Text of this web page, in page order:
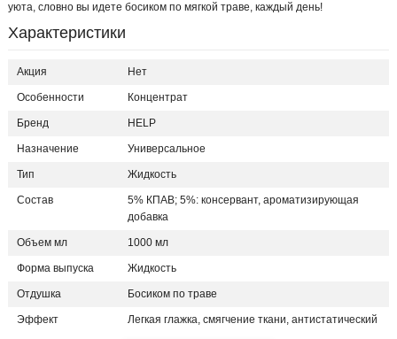
уюта, словно вы идете босиком по мягкой траве, каждый день!
Характеристики
Акция Нет
Особенности Концентрат
Бренд HELP
Назначение Универсальное
Тип Жидкость
Состав
5% КПАВ; 5%: консервант, ароматизирующая
добавка
Объем мл 1000 мл
Форма выпуска Жидкость
Отдушка Босиком по траве
Эффект Легкая глажка, смягчение ткани, антистатический